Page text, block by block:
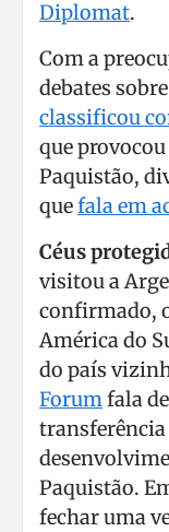
Diplomat.
Com a
debates
classificou
que
Paquistão,
quefala em
Céus
visitou a
confirmado,
América do
do país
Forumfala
transferência
Paquistão.
fechar uma